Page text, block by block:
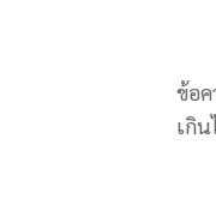
ข้อ
เกิน